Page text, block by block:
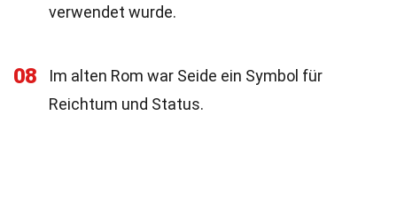
verwendet wurde.
08
Im alten Rom war Seide ein Symbol für
Reichtum und Status.